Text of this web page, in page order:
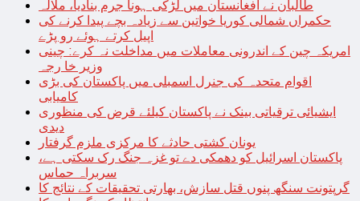
طالبان نے افغانستان میں لڑکی ہونا جرم بنادیا، ملالہ
حکمراں شمالی کوریا خواتین سے زیادہ بچے پیدا کرنے کی
اپیل کرتے ہوئے رو پڑے
امریکہ چین کے اندرونی معاملات میں مداخلت نہ کرے: چینی
وزیر خا رجہ
اقوام متحدہ کی جنرل اسمبلی میں پاکستان کی بڑی
کامیابی
ایشیائی ترقیاتی بینک نے پاکستان کیلئے قرض کی منظوری
دیدی
یونان کشتی حادثے کا مرکزی ملزم گرفتار
پاکستان اسرائیل کو دھمکی دے تو غزہ جنگ رک سکتی ہے،
سربراہ حماس
گرپتونت سنگھ پنوں قتل سازش، بھارتی تحقیقات کے نتائج کا